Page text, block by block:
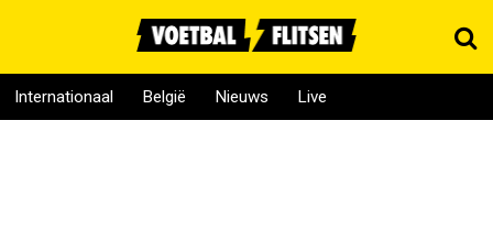
Internationaal België Nieuws Live